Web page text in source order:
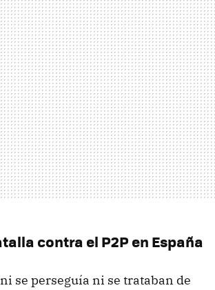
contra el P2P en España
se perseguía ni se trataban de